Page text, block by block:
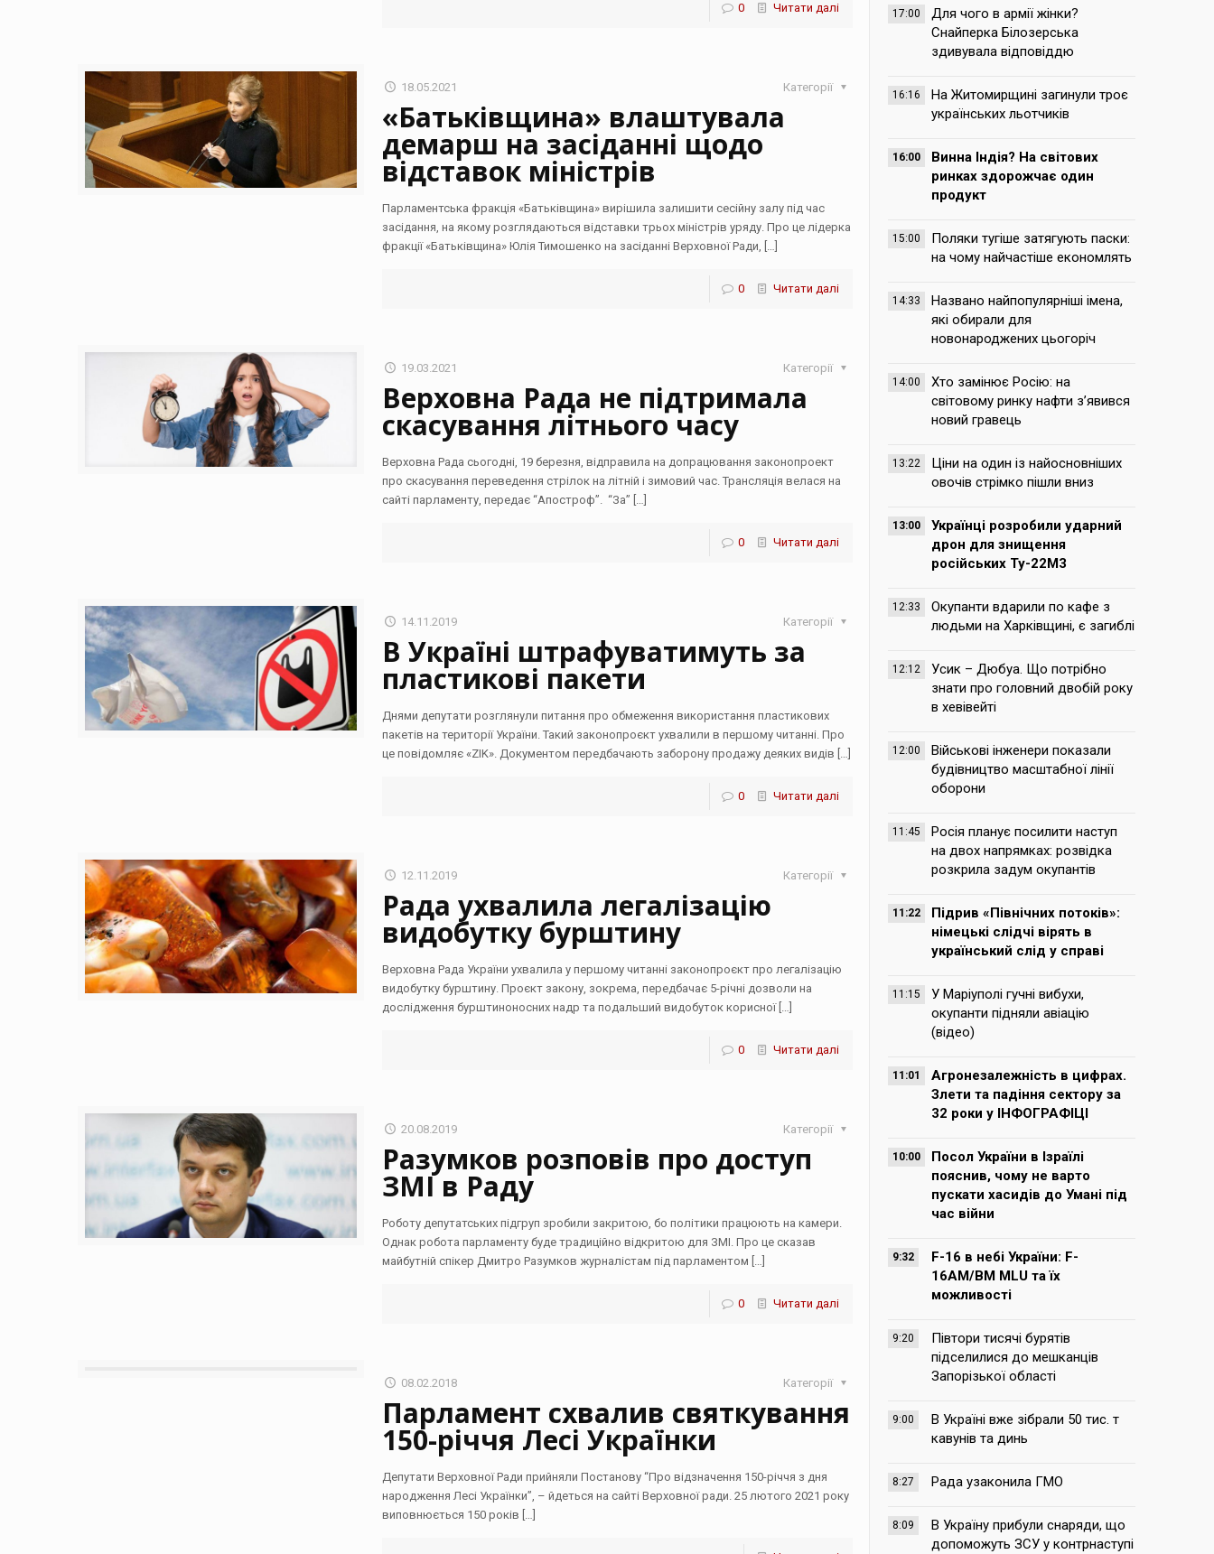
0 Читати далі
18.05.2021 Категорії
«Батьківщина» влаштувала
демарш на засіданні щодо
відставок міністрів
Парламентська фракція «Батьківщина» вирішила залишити сесійну залу під час
засідання, на якому розглядаються відставки трьох міністрів уряду. Про це лідерка
фракції «Батьківщина» Юлія Тимошенко на засіданні Верховної Ради, […]
0 Читати далі
19.03.2021 Категорії
Верховна Рада не підтримала
скасування літнього часу
Верховна Рада сьогодні, 19 березня, відправила на допрацювання законопроект
про скасування переведення стрілок на літній і зимовий час. Трансляція велася на
сайті парламенту, передає “Апостроф”. “За” […]
0 Читати далі
14.11.2019 Категорії
В Україні штрафуватимуть за
пластикові пакети
Днями депутати розглянули питання про обмеження використання пластикових
пакетів на території України. Такий законопроєкт ухвалили в першому читанні. Про
це повідомляє «ZIK». Документом передбачають заборону продажу деяких видів […]
0 Читати далі
12.11.2019 Категорії
Рада ухвалила легалізацію
видобутку бурштину
Верховна Рада України ухвалила у першому читанні законопроєкт про легалізацію
видобутку бурштину. Проєкт закону, зокрема, передбачає 5-річні дозволи на
дослідження бурштиноносних надр та подальший видобуток корисної[…]
0 Читати далі
20.08.2019 Категорії
Разумков розповів про доступ
ЗМІ в Раду
Роботу депутатських підгруп зробили закритою, бо політики працюють на камери.
Однак робота парламенту буде традиційно відкритою для ЗМІ. Про це сказав
майбутній спікер Дмитро Разумков журналістам під парламентом […]
0 Читати далі
08.02.2018 Категорії
Парламент схвалив святкування
150-річчя Лесі Українки
Депутати Верховної Ради прийняли Постанову “Про відзначення 150-річчя з дня
народження Лесі Українки”, – йдеться на сайті Верховної ради. 25 лютого 2021 року
виповнюється 150 років […]
17:00
Для чого в армії жінки?
Снайперка Білозерська
здивувала відповіддю
16:16
На Житомирщині загинули троє
українських льотчиків
16:00
Винна Індія? На світових
ринках здорожчає один
продукт
15:00
Поляки тугіше затягують паски:
на чому найчастіше економлять
14:33
Названо найпопулярніші імена,
які обирали для
новонароджених цьогоріч
14:00
Хто замінює Росію: на
світовому ринку нафти з’явився
новий гравець
13:22
Ціни на один із найосновніших
овочів стрімко пішли вниз
13:00
Українці розробили ударний
дрон для знищення
російських Ту-22М3
12:33
Окупанти вдарили по кафе з
людьми на Харківщині, є загиблі
12:12
Усик – Дюбуа. Що потрібно
знати про головний двобій року
в хевівейті
12:00
Військові інженери показали
будівництво масштабної лінії
оборони
11:45
Росія планує посилити наступ
на двох напрямках: розвідка
розкрила задум окупантів
11:22
Підрив «Північних потоків»:
німецькі слідчі вірять в
український слід у справі
11:15
У Маріуполі гучні вибухи,
окупанти підняли авіацію
(відео)
11:01
Агронезалежність в цифрах.
Злети та падіння сектору за
32 роки у ІНФОГРАФІЦІ
10:00
Посол України в Ізраїлі
пояснив, чому не варто
пускати хасидів до Умані під
час війни
9:32
F-16 в небі України: F-
16AM/BM MLU та їх
можливості
9:20
Півтори тисячі бурятів
підселилися до мешканців
Запорізької області
9:00
В Україні вже зібрали 50 тис. т
кавунів та динь
8:27 Рада узаконила ГМО
8:09
В Україну прибули снаряди, що
допоможуть ЗСУ у контрнаступі